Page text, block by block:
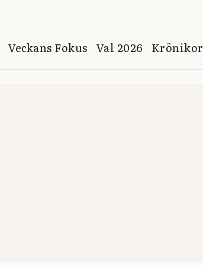
Veckans Fokus Val 2026 Krönikor